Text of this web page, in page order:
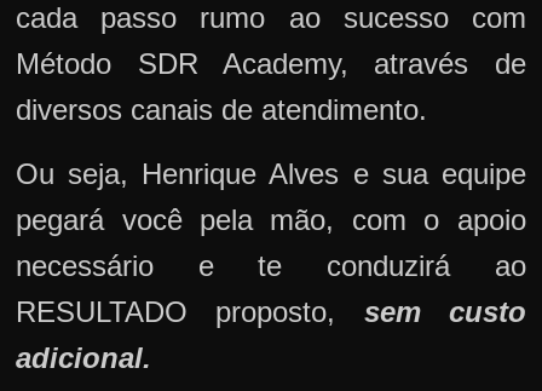
cada passo rumo ao sucesso com
Método SDR Academy, através de
diversos canais de atendimento.
Ou seja, Henrique Alves e sua equipe
pegará você pela mão, com o apoio
necessário e te conduzirá ao
RESULTADO proposto, sem custo
adicional.